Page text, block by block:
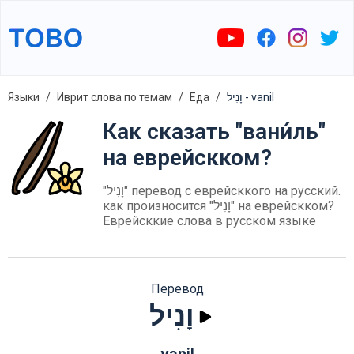
Языки Иврит слова по темам Еда וָנִיל - vanil
Как сказать "вани́ль"
на еврейскком?
"וָנִיל" перевод с еврейсккого на русский.
как произносится "וָנִיל" на еврейскком?
Еврейсккие слова в русском языке
Перевод
וָנִיל